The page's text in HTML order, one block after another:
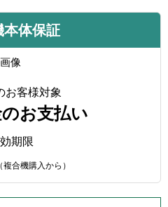
本体保証
お客様対象
お支払い
期限
（複合機購入から）